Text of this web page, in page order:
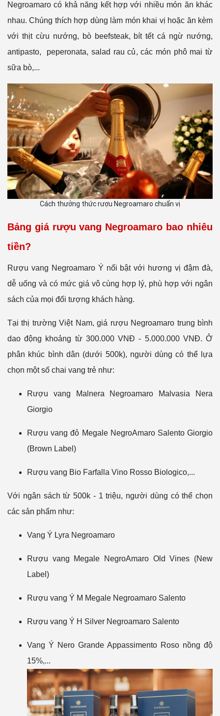
Negroamaro có khả năng kết hợp với nhiều món ăn khác
nhau. Chúng thích hợp dùng làm món khai vị hoặc ăn kèm
với thịt cừu nướng, bò beefsteak, bít tết cá ngừ nướng,
antipasto, peperonata, salad rau củ, các món phô mai từ
sữa bò,...
Cách thưởng thức rượu Negroamaro chuẩn vị
Bảng giá rượu vang Negroamaro bao nhiêu
tiền?
Rượu vang Negroamaro Ý nổi bật với hương vị đậm đà,
dễ uống và có mức giá vô cùng hợp lý, phù hợp với ngân
sách của mọi đối tượng khách hàng.
Tại thị trường Việt Nam, giá rượu Negroamaro trung bình
dao động khoảng từ 300.000 VNĐ - 5.000.000 VNĐ. Ở
phân khúc bình dân (dưới 500k), người dùng có thể lựa
chọn một số chai vang trẻ như:
Rượu vang Malnera Negroamaro Malvasia Nera
Giorgio
Rượu vang đỏ Megale NegroAmaro Salento Giorgio
(Brown Label)
Rượu vang Bio Farfalla Vino Rosso Biologico,...
Với ngân sách từ 500k - 1 triệu, người dùng có thể chọn
các sản phẩm như:
Vang Ý Lyra Negroamaro
Rượu vang Megale NegroAmaro Old Vines (New
Label)
Rượu vang Ý M Megale Negroamaro Salento
Rượu vang Ý H Silver Negroamaro Salento
Vang Ý Nero Grande Appassimento Roso nồng độ
15%,...